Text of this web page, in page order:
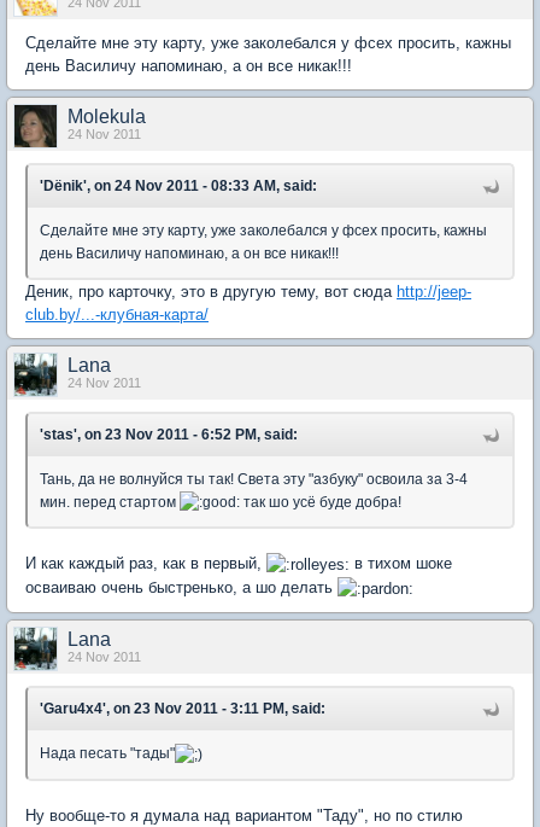
Сделайте мне эту карту, уже заколебался у фсех просить, кажны
день Василичу напоминаю, а он все никак!!!
Molekula
24 Nov 2011
'Dёnik', on 24 Nov 2011 - 08:33 AM, said:
Сделайте мне эту карту, уже заколебался у фсех просить, кажны
день Василичу напоминаю, а он все никак!!!
Деник, про карточку, это в другую тему, вот сюда http://jeep-
club.by/...-клубная-карта/
Lana
24 Nov 2011
'stas', on 23 Nov 2011 - 6:52 PM, said:
Тань, да не волнуйся ты так! Света эту "азбуку" освоила за 3-4
мин. перед стартом
так шо усё буде добра!
И как каждый раз, как в первый,
в тихом шоке
осваиваю очень быстренько, а шо делать
Lana
24 Nov 2011
'Garu4x4', on 23 Nov 2011 - 3:11 PM, said:
Нада песать "тады"
Ну вообще-то я думала над вариантом "Таду", но по стилю